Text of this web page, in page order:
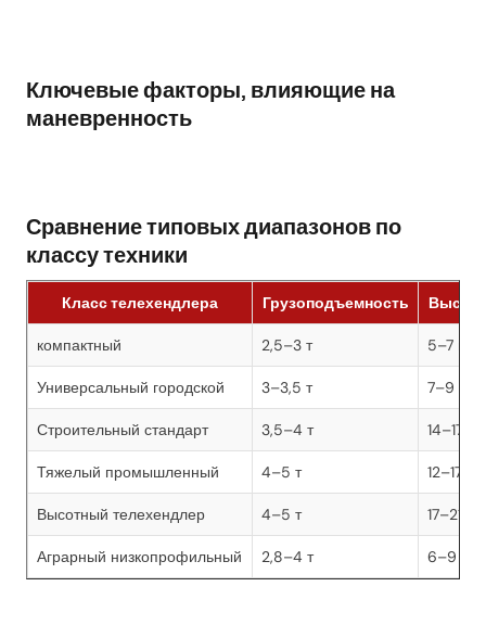
Ключевые факторы, влияющие на
маневренность
Сравнение типовых диапазонов по
классу техники
Класс телехендлера Грузоподъемность
компактный 2,5–3 т 5–7 м
Универсальный городской 3–3,5 т 7–9 м
Строительный стандарт 3,5–4 т 14–17 м
Тяжелый промышленный 4–5 т 12–17 м
Высотный телехендлер 4–5 т 17–21 м
Аграрный низкопрофильный 2,8–4 т 6–9 м